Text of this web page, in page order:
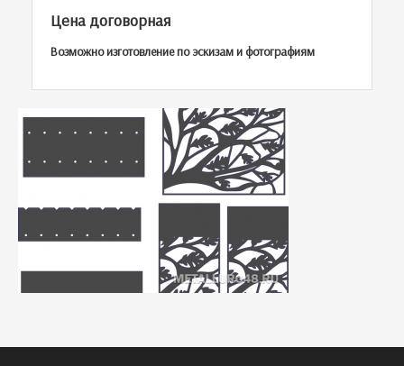
Цена договорная
Возможно изготовление по эскизам и фотографиям